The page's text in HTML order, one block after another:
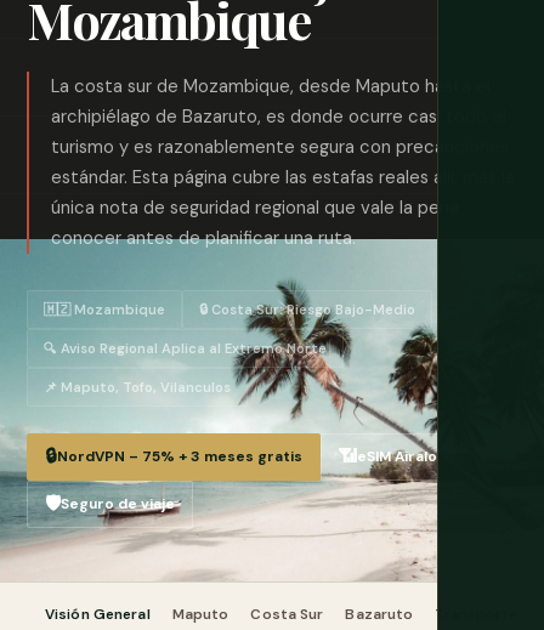
Mozambique
La costa sur de Mozambique, desde Maputo hasta el
archipiélago de Bazaruto, es donde ocurre casi todo el
turismo y es razonablemente segura con precauciones
estándar. Esta página cubre las estafas reales allí, más la
única nota de seguridad regional que vale la pena
conocer antes de planificar una ruta.
🇲🇿 Mozambique 🔒 Costa Sur: Riesgo Bajo-Medio
🔍 Aviso Regional Aplica al Extremo Norte
📌 Maputo, Tofo, Vilanculos
🔒NordVPN – 75% + 3 meses gratis 📶eSIM Airalo
🛡️Seguro de viaje
Visión General Maputo Costa Sur Bazaruto Transporte